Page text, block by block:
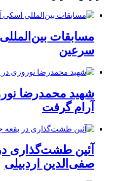
مسابقات
سرعین
شهید محمدرضا
آرام گرفت
آئین طشت‌گذاری
صفی‌الدین اردبیلی